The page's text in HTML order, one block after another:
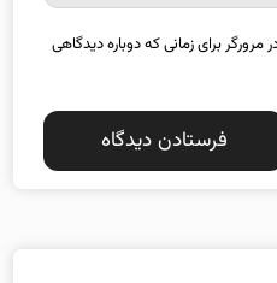
برای زمانی که دوباره دیدگاهی